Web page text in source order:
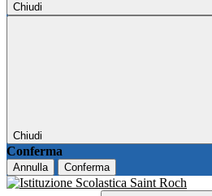
Chiudi
Chiudi
Conferma
Annulla Conferma